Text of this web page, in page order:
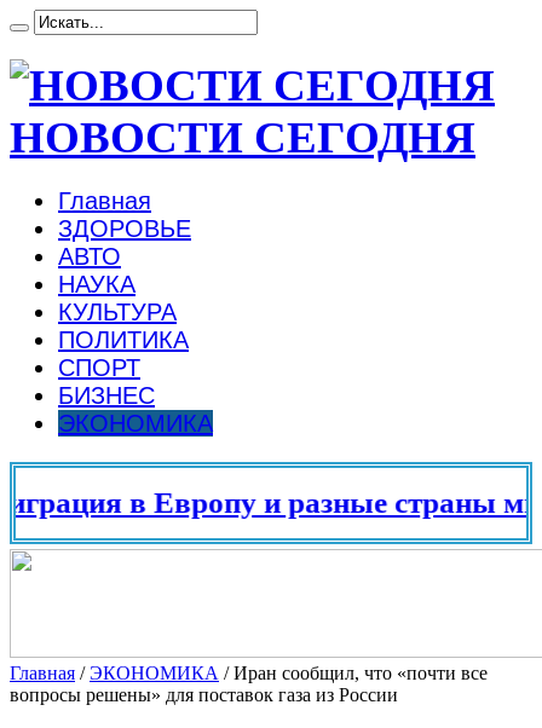
НОВОСТИ СЕГОДНЯ
Главная
ЗДОРОВЬЕ
АВТО
НАУКА
КУЛЬТУРА
ПОЛИТИКА
СПОРТ
БИЗНЕС
ЭКОНОМИКА
в Европу и разные страны
Главная /ЭКОНОМИКА /Иран сообщил, что «почти все
вопросы решены» для поставок газа из России